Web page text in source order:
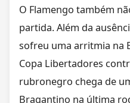
O Flamengo também
partida. Além da
sofreu uma arritmia na
Copa Libertadores
rubronegro chega de
Bragantino na última